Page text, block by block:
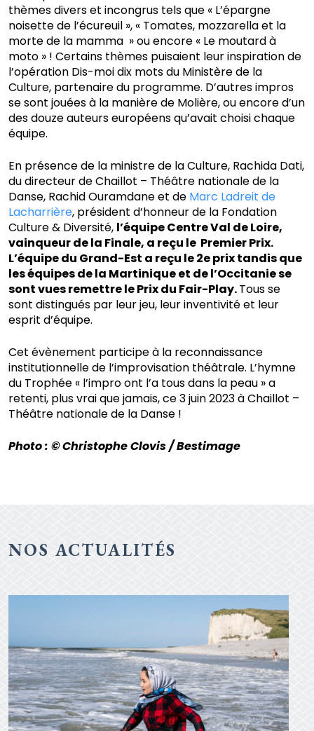
thèmes divers et incongrus tels que « L’épargne
noisette de l’écureuil », « Tomates, mozzarella et la
morte de la mamma » ou encore « Le moutard à
moto » ! Certains thèmes puisaient leur inspiration de
l’opération Dis-moi dix mots du Ministère de la
Culture, partenaire du programme. D’autres impros
se sont jouées à la manière de Molière, ou encore d’un
des douze auteurs européens qu’avait choisi chaque
équipe.
En présence de la ministre de la Culture, Rachida Dati,
du directeur de Chaillot – Théâtre nationale de la
Danse, Rachid Ouramdane et de Marc Ladreit de
Lacharrière, président d’honneur de la Fondation
Culture & Diversité, l’équipe Centre Val de Loire,
vainqueur de la Finale, a reçu le Premier Prix.
L’équipe du Grand-Est a reçu le 2e prix tandis que
les équipes de la Martinique et de l’Occitanie se
sont vues remettre le Prix du Fair-Play.Tous se
sont distingués par leur jeu, leur inventivité et leur
esprit d’équipe.
Cet évènement participe à la reconnaissance
institutionnelle de l’improvisation théâtrale. L’hymne
du Trophée « l’impro ont l’a tous dans la peau » a
retenti, plus vrai que jamais, ce 3 juin 2023 à Chaillot –
Théâtre nationale de la Danse !
Photo : © Christophe Clovis / Bestimage
NOS ACTUALITÉS